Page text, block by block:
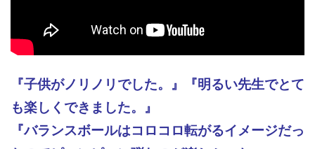
『子供がノリノリでした。』『明るい先生でとて
も楽しくできました。』
『バランスボールはコロコロ転がるイメージだっ